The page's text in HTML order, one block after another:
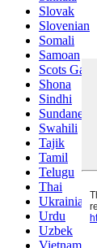
Slovak
Slovenian
Somali
Samoan
Scots Gaelic
Shona
Sindhi
Sundanese
Swahili
Tajik
Tamil
Telugu
Thai
Ukrainian
Urdu
Uzbek
Vietnamese